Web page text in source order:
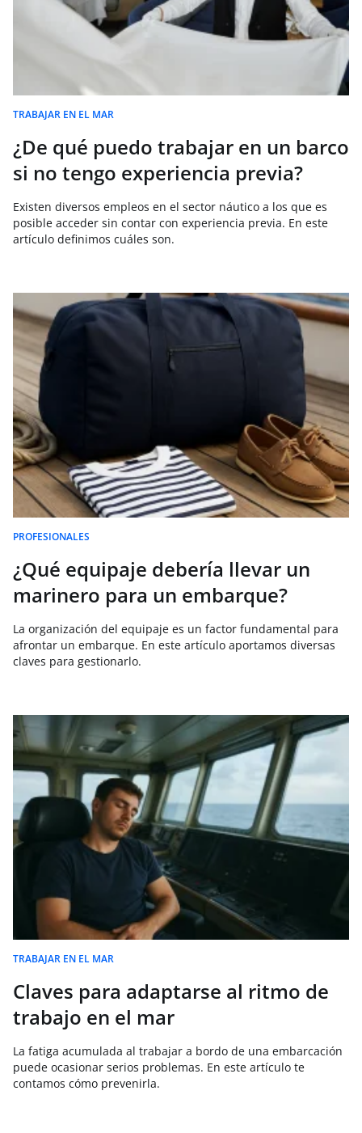
TRABAJAR EN EL MAR
¿De qué puedo trabajar en un barco
si no tengo experiencia previa?
Existen diversos empleos en el sector náutico a los que es
posible acceder sin contar con experiencia previa. En este
artículo definimos cuáles son.
PROFESIONALES
¿Qué equipaje debería llevar un
marinero para un embarque?
La organización del equipaje es un factor fundamental para
afrontar un embarque. En este artículo aportamos diversas
claves para gestionarlo.
TRABAJAR EN EL MAR
Claves para adaptarse al ritmo de
trabajo en el mar
La fatiga acumulada al trabajar a bordo de una embarcación
puede ocasionar serios problemas. En este artículo te
contamos cómo prevenirla.